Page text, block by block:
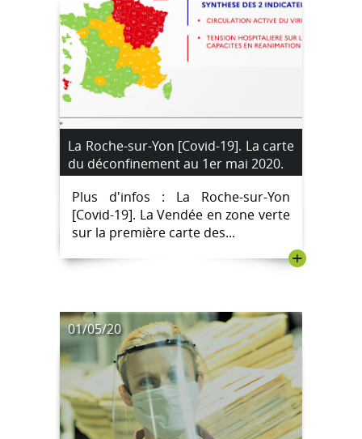
La Roche-sur-Yon [Covid-19]. La carte
du déconfinement au 1er mai 2020.
Plus d'infos : La Roche-sur-Yon
[Covid-19]. La Vendée en zone verte
sur la première carte des...
+
01/05/20